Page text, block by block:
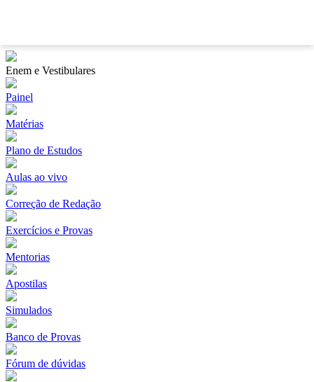
Enem e Vestibulares
Painel
Matérias
Plano de Estudos
Aulas ao vivo
Correção de Redação
Exercícios e Provas
Mentorias
Apostilas
Simulados
Banco de Provas
Fórum de dúvidas